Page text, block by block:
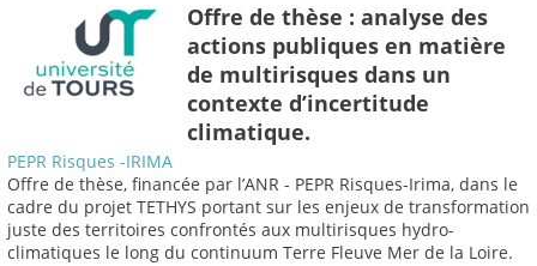
Offre de thèse : analyse des
actions publiques en matière
de multirisques dans un
contexte d’incertitude
climatique.
PEPR Risques -IRIMA
Offre de thèse, financée par l’ANR - PEPR Risques-Irima, dans le
cadre du projet TETHYS portant sur les enjeux de transformation
juste des territoires confrontés aux multirisques hydro-
climatiques le long du continuum Terre Fleuve Mer de la Loire.